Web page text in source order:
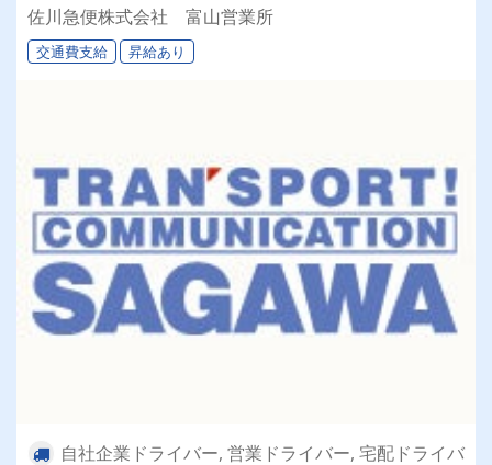
佐川急便株式会社 富山営業所
交通費支給 昇給あり
自社企業ドライバー, 営業ドライバー, 宅配ドライバ